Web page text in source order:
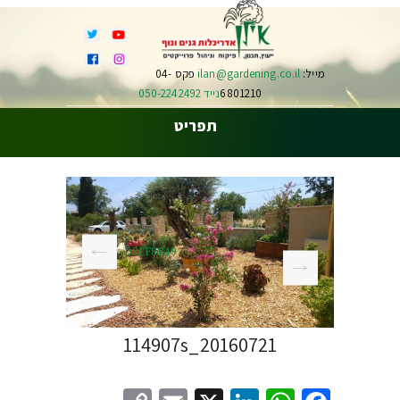
מייל:ilan@gardening.co.il
פקס 04-
6801210נייד 050-2242492
תפריט
DSCF8849
20160721_114907s